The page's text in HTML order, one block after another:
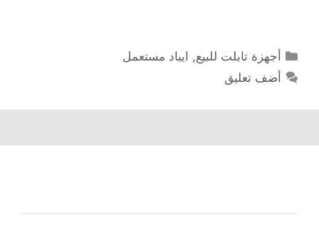
التصنيفات
أجهزة تابلت للبيع, ايباد مستعمل
أضف تعليق